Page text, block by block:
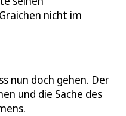
nicht im
nun doch gehen. Der
und die Sache des